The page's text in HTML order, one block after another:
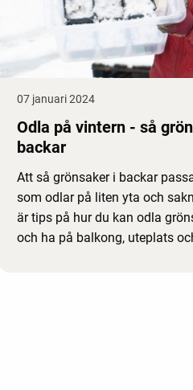
07 januari 2024
Odla på vintern - så
backar
Att så grönsaker i backar
som odlar på liten yta och
är tips på hur du kan odla
och ha på balkong, uteplats